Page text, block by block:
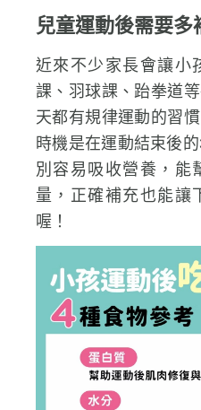
近來不少家長會讓小
課、羽球課、跆拳道
天都有規律運動的習
時機是在運動結束後
別容易吸收營養，能
量，正確補充也能讓